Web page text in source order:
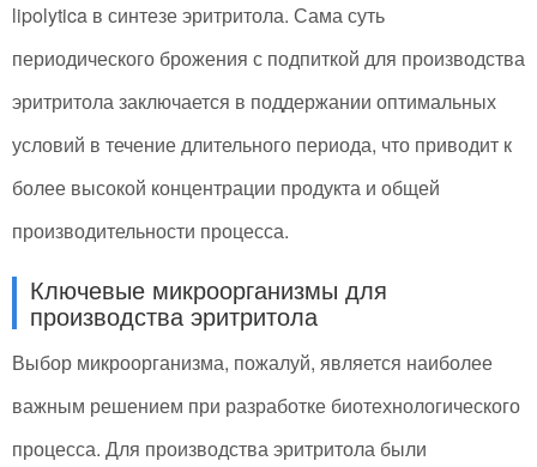
lipolytica в синтезе эритритола. Сама суть
периодического брожения с подпиткой для производства
эритритола заключается в поддержании оптимальных
условий в течение длительного периода, что приводит к
более высокой концентрации продукта и общей
производительности процесса.
Ключевые микроорганизмы для
производства эритритола
Выбор микроорганизма, пожалуй, является наиболее
важным решением при разработке биотехнологического
процесса. Для производства эритритола были